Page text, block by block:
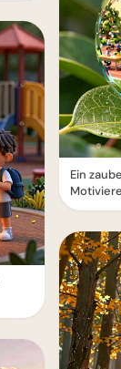
Ein